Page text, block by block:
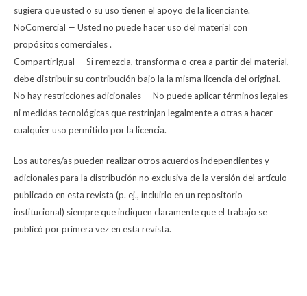
sugiera que usted o su uso tienen el apoyo de la licenciante.
NoComercial — Usted no puede hacer uso del material con
propósitos comerciales .
CompartirIgual — Si remezcla, transforma o crea a partir del material,
debe distribuir su contribución bajo la la misma licencia del original.
No hay restricciones adicionales — No puede aplicar términos legales
ni medidas tecnológicas que restrinjan legalmente a otras a hacer
cualquier uso permitido por la licencia.
Los autores/as pueden realizar otros acuerdos independientes y
adicionales para la distribución no exclusiva de la versión del artículo
publicado en esta revista (p. ej., incluirlo en un repositorio
institucional) siempre que indiquen claramente que el trabajo se
publicó por primera vez en esta revista.